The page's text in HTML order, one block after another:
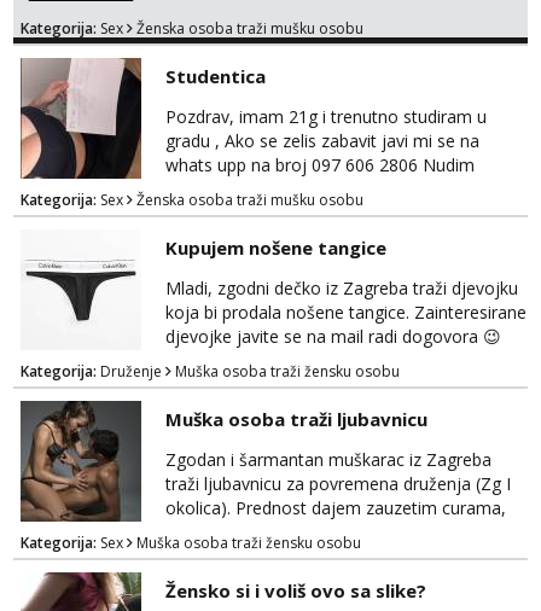
druženja u diskreciji, vjerovatno ćemo si
također, nisam zainteresirana za one and
done susrete. Ako se nalaziš u ovome, javi
mi se na WhatsApp sa nečime o sebi i tome
što voliš seksualno za daljnji d...
Kategorija: Sex Ženska osoba traži mušku osobu
Studentica
Pozdrav, imam 21g i trenutno studiram u
gradu , Ako se zelis zabavit javi mi se na
whats upp na broj 097 606 2806 Nudim
razme vrste zabave uzivo i online
Kategorija: Sex Ženska osoba traži mušku osobu
Kupujem nošene tangice
Mladi, zgodni dečko iz Zagreba traži djevojku
koja bi prodala nošene tangice. Zainteresirane
djevojke javite se na mail radi dogovora 😉
Kategorija: Druženje Muška osoba traži žensku osobu
Muška osoba traži ljubavnicu
Zgodan i šarmantan muškarac iz Zagreba
traži ljubavnicu za povremena druženja (Zg I
okolica). Prednost dajem zauzetim curama,
jer vjerujem da im je diskrecija jako bitna kao
i meni. Javite se na mail gdje možemo
započeti razgovor... 💋
Kategorija: Sex Muška osoba traži žensku osobu
Žensko si i voliš ovo sa slike?